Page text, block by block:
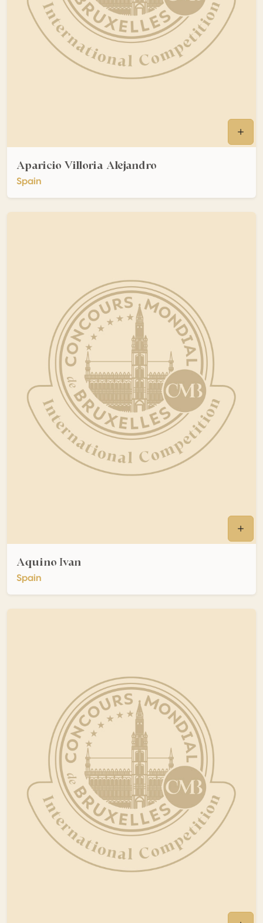
Aparicio Villoria Alejandro
Spain
Aquino Ivan
Spain